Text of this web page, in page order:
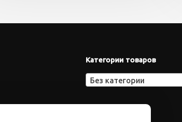
Категории товаров
Без категории